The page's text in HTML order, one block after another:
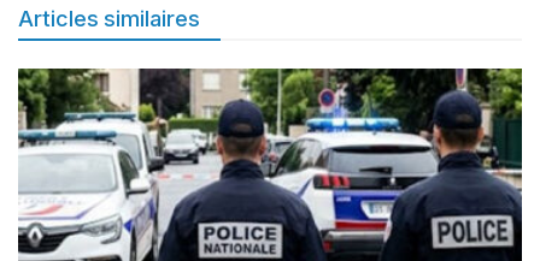
Articles similaires